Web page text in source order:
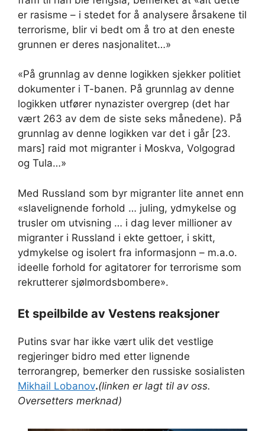
er rasisme – i stedet for å analysere årsakene til
terrorisme, blir vi bedt om å tro at den eneste
grunnen er deres nasjonalitet…»
«På grunnlag av denne logikken sjekker politiet
dokumenter i T-banen. På grunnlag av denne
logikken utfører nynazister overgrep (det har
vært 263 av dem de siste seks månedene). På
grunnlag av denne logikken var det i går [23.
mars] raid mot migranter i Moskva, Volgograd
og Tula…»
Med Russland som byr migranter lite annet enn
«slavelignende forhold … juling, ydmykelse og
trusler om utvisning … i dag lever millioner av
migranter i Russland i ekte gettoer, i skitt,
ydmykelse og isolert fra informasjonn – m.a.o.
ideelle forhold for agitatorer for terrorisme som
rekrutterer sjølmordsbombere».
Et speilbilde av Vestens reaksjoner
Putins svar har ikke vært ulik det vestlige
regjeringer bidro med etter lignende
terrorangrep, bemerker den russiske sosialisten
Mikhail Lobanov.(linken er lagt til av oss.
Oversetters merknad)